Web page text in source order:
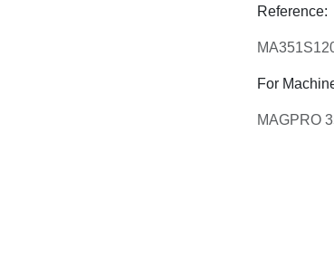
Reference:
MA351S120
For Machine:
MAGPRO